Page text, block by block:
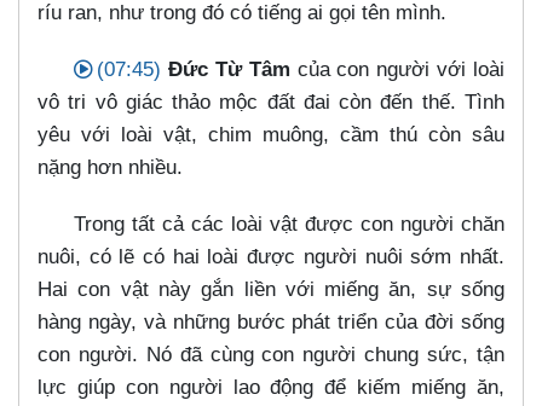
ríu ran, như trong đó có tiếng ai gọi tên mình.
(07:45) Đức Từ Tâm của con người với loài
vô tri vô giác thảo mộc đất đai còn đến thế. Tình
yêu với loài vật, chim muông, cầm thú còn sâu
nặng hơn nhiều.
Trong tất cả các loài vật được con người chăn
nuôi, có lẽ có hai loài được người nuôi sớm nhất.
Hai con vật này gắn liền với miếng ăn, sự sống
hàng ngày, và những bước phát triển của đời sống
con người. Nó đã cùng con người chung sức, tận
lực giúp con người lao động để kiếm miếng ăn,